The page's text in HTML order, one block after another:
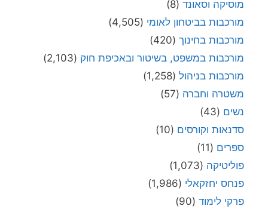
מוסיקה וסאונד (8)
מורכבות בביטחון לאומי (4,505)
מורכבות בחינוך (420)
מורכבות במשפט, בשיטור ובאכיפת חוק (2,103)
מורכבות בניהול (1,258)
משטרה וחברה (57)
נשים (43)
סדנאות וקורסים (10)
ספרים (11)
פוליטיקה (1,073)
פנחס יחזקאלי (1,986)
פרקי לימוד (90)